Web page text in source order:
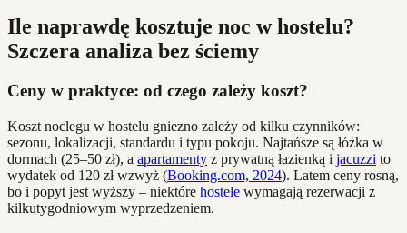
Ile naprawdę kosztuje noc w hostelu?
Szczera analiza bez ściemy
Ceny w praktyce: od czego zależy koszt?
Koszt noclegu w hostelu gniezno zależy od kilku czynników:
sezonu, lokalizacji, standardu i typu pokoju. Najtańsze są łóżka w
dormach (25–50 zł), a apartamenty z prywatną łazienką i jacuzzi to
wydatek od 120 zł wzwyż (Booking.com, 2024). Latem ceny rosną,
bo i popyt jest wyższy – niektóre hostele wymagają rezerwacji z
kilkutygodniowym wyprzedzeniem.